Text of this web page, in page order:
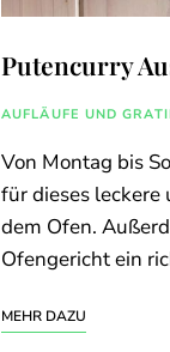
Putencurry
AUFLÄUFE UND
Von Montag bis
für dieses
dem Ofen.
Ofengericht ein
MEHR DAZU